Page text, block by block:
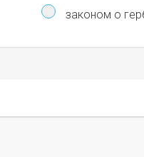
законом о